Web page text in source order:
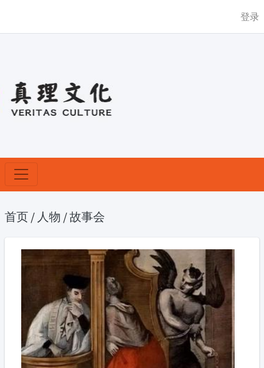
登录
首页 / 人物 /故事会